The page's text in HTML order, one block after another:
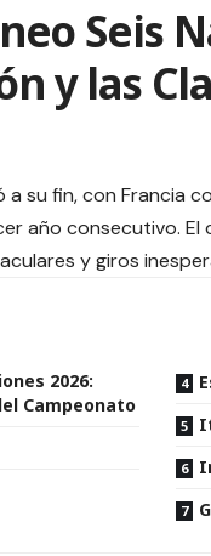
Seis
y las
a su fin, con Francia
año consecutivo.
y giros
2026:
Campeonato